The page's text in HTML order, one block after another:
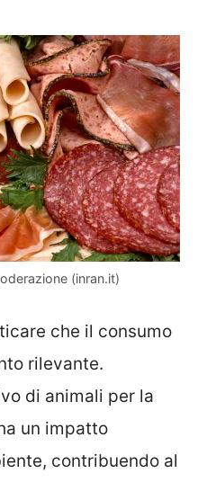
(inran.it)
che il consumo
rilevante.
di animali per la
un impatto
contribuendo al